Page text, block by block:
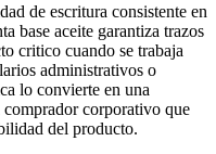
de escritura consistente en
base aceite garantiza trazos
critico cuando se trabaja
administrativos o
lo convierte en una
corporativo que
del producto.